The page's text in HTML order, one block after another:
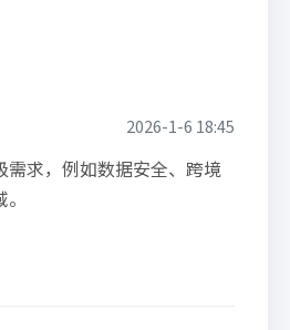
2026-1-6 18:45
需求，例如数据安全、跨境